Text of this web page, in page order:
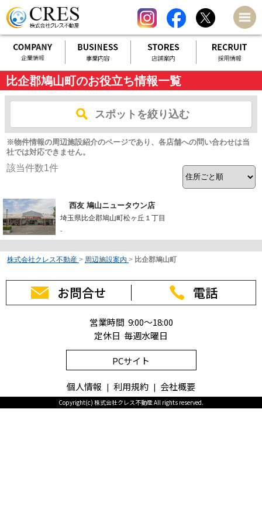
比企郡鳩山町のお役立ち情報一覧
スポットを絞り込む
※物件情報の周辺施設紹介のページであり、各店舗への問い合わせは当
社では対応できません。
該当件数1件
西友 鳩山ニュータウン店
埼玉県比企郡鳩山町松ヶ丘１丁目
-
株式会社クレス不動産 > 周辺施設案内 > 比企郡鳩山町
お問合せ 電話
営業時間 9:00～18:00
定休日 毎週水曜日
PCサイト
個人情報 利用規約 会社概要
Copyright(c) 株式会社クレス不動産 All rights reserved.